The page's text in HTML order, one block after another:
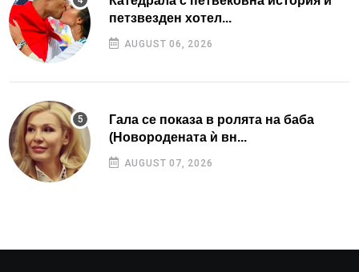
петзвезден хотел...
AUGUST 06, 2026
Гала се показа в ролята на баба
(Новородената ѝ вн...
AUGUST 07, 2026